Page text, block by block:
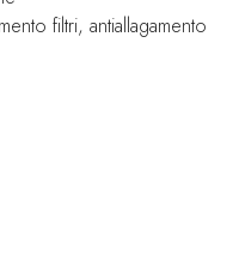
filtri, antiallagamento